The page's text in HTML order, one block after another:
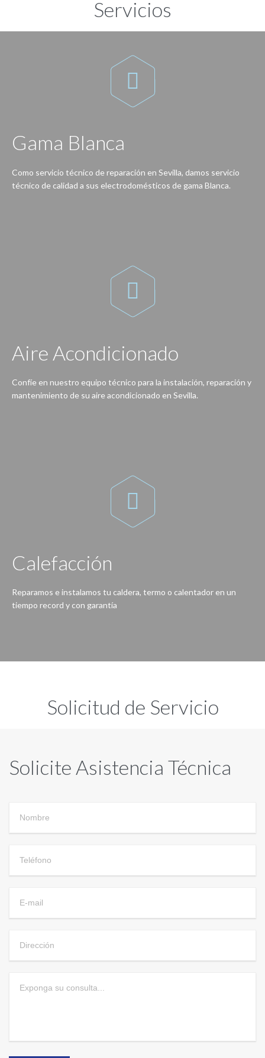
Servicios

Gama Blanca
Como servicio técnico de reparación en Sevilla, damos servicio
técnico de calidad a sus electrodomésticos de gama Blanca.

Aire Acondicionado
Confíe en nuestro equipo técnico para la instalación, reparación y
mantenimiento de su aire acondicionado en Sevilla.

Calefacción
Reparamos e instalamos tu caldera, termo o calentador en un
tiempo record y con garantía
Solicitud de Servicio
Solicite Asistencia Técnica